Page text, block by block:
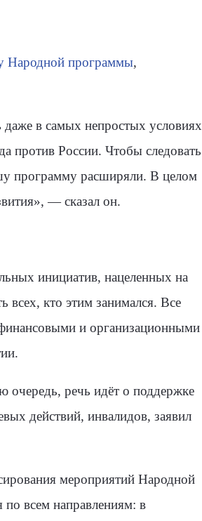
Народной программы,
даже в самых непростых условиях
против России. Чтобы следовать
программу расширяли. В целом
— сказал он.
инициатив, нацеленных на
кто этим занимался. Все
и организационными
очередь, речь идёт о поддержке
действий, инвалидов, заявил
мероприятий Народной
по всем направлениям: в